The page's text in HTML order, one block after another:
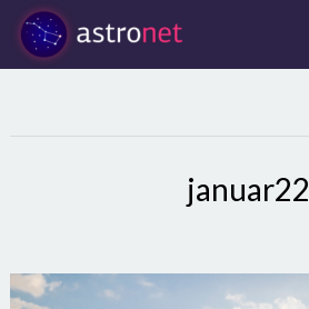
januar22